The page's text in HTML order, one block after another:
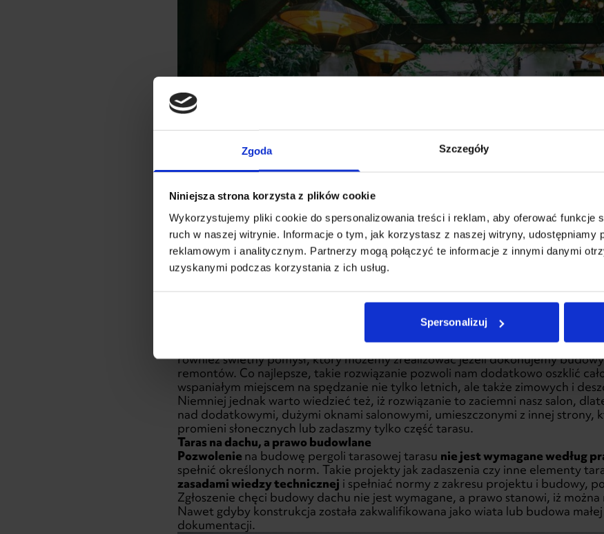
Zgoda Szczegóły
Niniejsza strona korzysta z plików cookie
Wykorzystujemy pliki cookie do spersonalizowania treści i reklam, aby oferować funkcje
ruch w naszej witrynie. Informacje o tym, jak korzystasz z naszej witryny, udostępniamy
reklamowym i analitycznym. Partnerzy mogą połączyć te informacje z innymi danymi
uzyskanymi podczas korzystania z ich usług.
Spersonalizuj
dach nad tarasem, który będzie przedłużeniem
również świetny pomysł, który możemy zrealizować jeżeli dokonujemy
remontów. Co najlepsze, takie rozwiązanie pozwoli nam dodatkowo oszklić
wspaniałym miejscem na spędzanie nie tylko letnich, ale także zimowych i
Niemniej jednak warto wiedzieć też, iż rozwiązanie to zaciemni nasz salon,
nad dodatkowymi, dużymi oknami salonowymi, umieszczonymi z innej strony,
promieni słonecznych lub zadaszmy tylko część tarasu.
Taras na dachu, a prawo budowlane
Pozwolenie na budowę pergoli tarasowej tarasu nie jest wymagane według
spełnić określonych norm. Takie projekty jak zadaszenia czy inne elementy
zasadami wiedzy technicznej i spełniać normy z zakresu projektu i budowy,
Zgłoszenie chęci budowy dachu nie jest wymagane, a prawo stanowi, iż
Nawet gdyby konstrukcja została zakwalifikowana jako wiata lub budowa
dokumentacji.